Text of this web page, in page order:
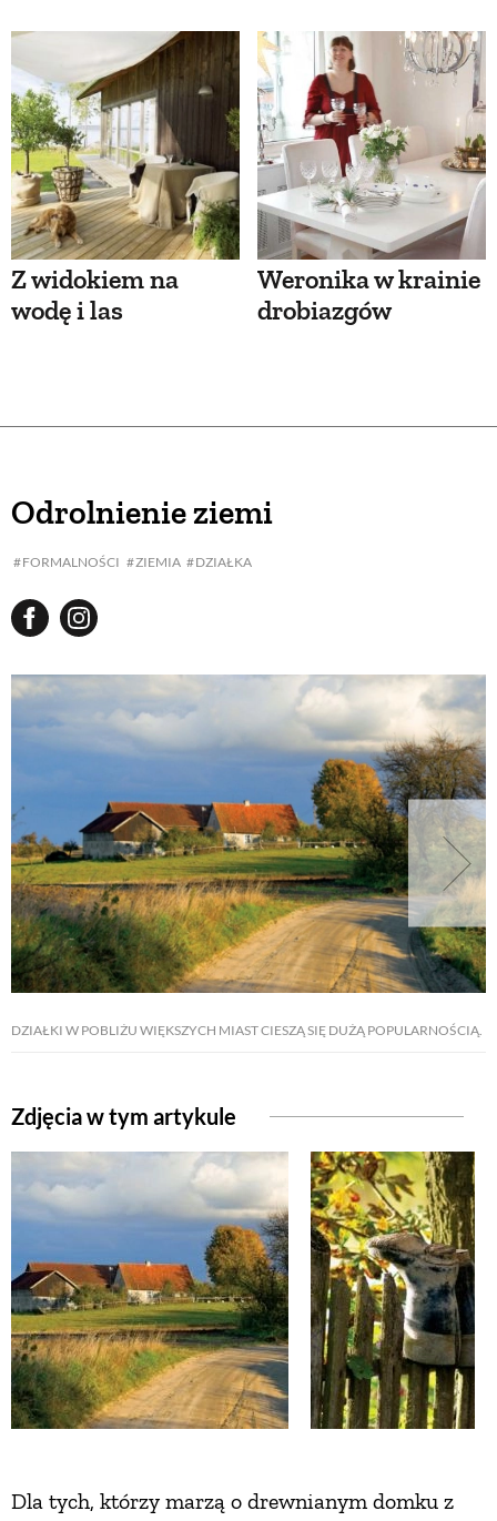
Z widokiem na
wodę i las
Weronika w krainie
drobiazgów
Odrolnienie ziemi
FORMALNOŚCI ZIEMIA DZIAŁKA
DZIAŁKI W POBLIŻU WIĘKSZYCH MIAST CIESZĄ SIĘ DUŻĄ POPULARNOŚCIĄ.
Zdjęcia w tym artykule
Dla tych, którzy marzą o drewnianym domku z